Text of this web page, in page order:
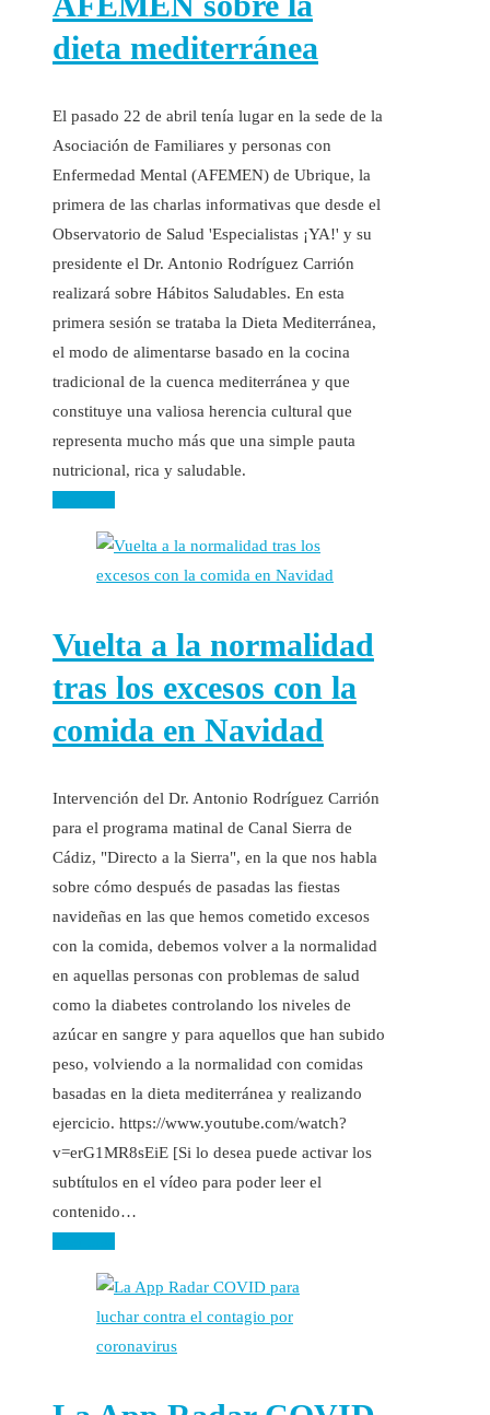
dieta mediterránea
El pasado 22 de abril tenía lugar en la sede de la
Asociación de Familiares y personas con
Enfermedad Mental (AFEMEN) de Ubrique, la
primera de las charlas informativas que desde el
Observatorio de Salud 'Especialistas ¡YA!' y su
presidente el Dr. Antonio Rodríguez Carrión
realizará sobre Hábitos Saludables. En esta
primera sesión se trataba la Dieta Mediterránea,
el modo de alimentarse basado en la cocina
tradicional de la cuenca mediterránea y que
constituye una valiosa herencia cultural que
representa mucho más que una simple pauta
nutricional, rica y saludable.
Vuelta a la normalidad
tras los excesos con la
comida en Navidad
Intervención del Dr. Antonio Rodríguez Carrión
para el programa matinal de Canal Sierra de
Cádiz, "Directo a la Sierra", en la que nos habla
sobre cómo después de pasadas las fiestas
navideñas en las que hemos cometido excesos
con la comida, debemos volver a la normalidad
en aquellas personas con problemas de salud
como la diabetes controlando los niveles de
azúcar en sangre y para aquellos que han subido
peso, volviendo a la normalidad con comidas
basadas en la dieta mediterránea y realizando
ejercicio. https://www.youtube.com/watch?
v=erG1MR8sEiE [Si lo desea puede activar los
subtítulos en el vídeo para poder leer el
contenido…